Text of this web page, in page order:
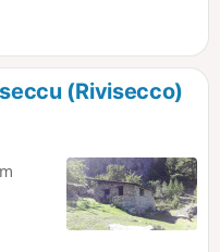
(Rivisecco)